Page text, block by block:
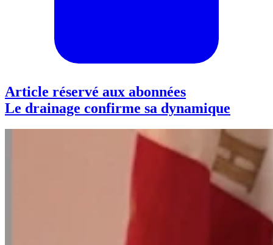
Article réservé aux abonnées
Le drainage confirme sa dynamique